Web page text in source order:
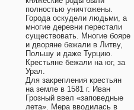
полностью уничтожены.
Города оскудели людьми, а
многие деревни перестали
существовать. Многие бояре
и дворяне бежали в Литву,
Польшу и даже Турцию.
Крестьяне бежали на юг, за
Урал.
Для закрепления крестьян
на земле в 1581 г. Иван
Грозный ввел «заповедные
лета». Мера вводилась в